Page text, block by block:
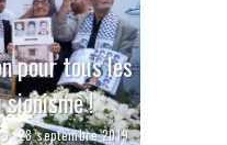
pour tous les
!
28 septembre 2019